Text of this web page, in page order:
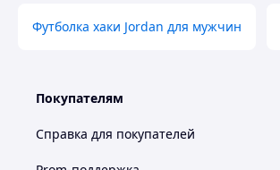
Футболка хаки Jordan для мужчин
Покупателям
Справка для покупателей